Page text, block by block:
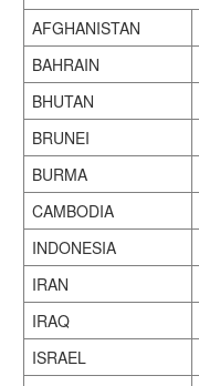
AFGHANISTAN
BAHRAIN
BHUTAN
BRUNEI
BURMA
CAMBODIA
INDONESIA
IRAN
IRAQ
ISRAEL